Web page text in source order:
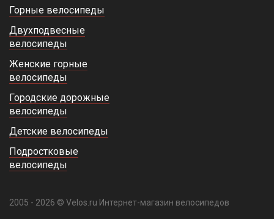
Горные велосипеды
Двухподвесные
велосипеды
Женские горные
велосипеды
Городские дорожные
велосипеды
Детские велосипеды
Подростковые
велосипеды
2005 - 2026 © Velos.ru Интернет-магазин велосипедов